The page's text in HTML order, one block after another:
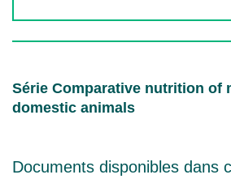
Série Comparative nutrition of
domestic animals
Documents disponibles dans